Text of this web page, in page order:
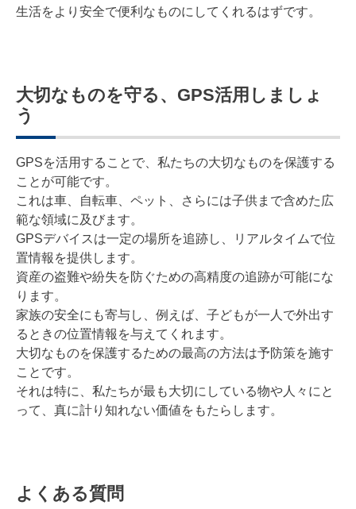
生活をより安全で便利なものにしてくれるはずです。
大切なものを守る、GPS活用しましょ
う
GPSを活用することで、私たちの大切なものを保護する
ことが可能です。
これは車、自転車、ペット、さらには子供まで含めた広
範な領域に及びます。
GPSデバイスは一定の場所を追跡し、リアルタイムで位
置情報を提供します。
資産の盗難や紛失を防ぐための高精度の追跡が可能にな
ります。
家族の安全にも寄与し、例えば、子どもが一人で外出す
るときの位置情報を与えてくれます。
大切なものを保護するための最高の方法は予防策を施す
ことです。
それは特に、私たちが最も大切にしている物や人々にと
って、真に計り知れない価値をもたらします。
よくある質問